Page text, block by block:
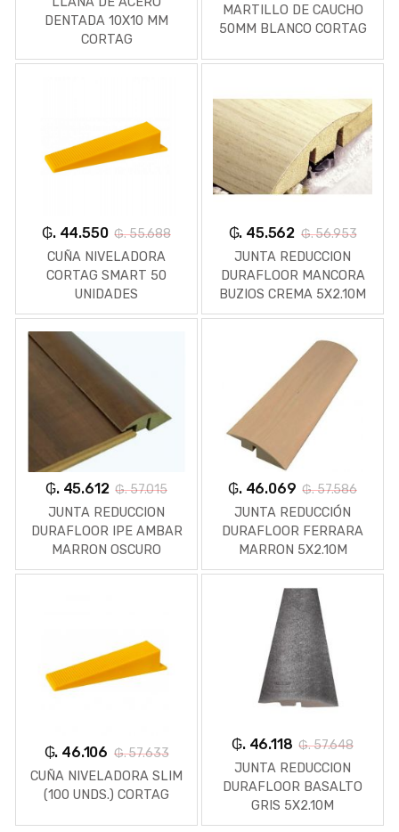
DENTADA 10X10 MM
CORTAG
MARTILLO DE CAUCHO
50MM BLANCO CORTAG
₲. 44.550 ₲. 55.688
CUÑA NIVELADORA
CORTAG SMART 50
UNIDADES
₲. 45.562 ₲. 56.953
JUNTA REDUCCION
DURAFLOOR MANCORA
BUZIOS CREMA 5X2.10M
₲. 45.612 ₲. 57.015
JUNTA REDUCCION
DURAFLOOR IPE AMBAR
MARRON OSCURO
5X2.10M
₲. 46.069 ₲. 57.586
JUNTA REDUCCIÓN
DURAFLOOR FERRARA
MARRON 5X2.10M
₲. 46.106 ₲. 57.633
CUÑA NIVELADORA SLIM
(100 UNDS.) CORTAG
₲. 46.118 ₲. 57.648
JUNTA REDUCCION
DURAFLOOR BASALTO
GRIS 5X2.10M